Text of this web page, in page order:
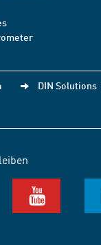
DIN Solutions